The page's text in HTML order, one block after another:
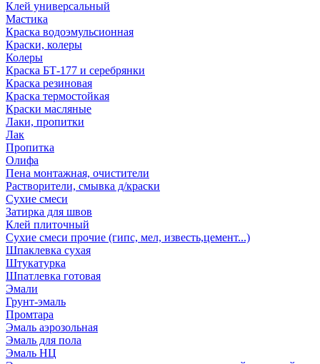
Клей универсальный
Мастика
Краска водоэмульсионная
Краски, колеры
Колеры
Краска БТ-177 и серебрянки
Краска резиновая
Краска термостойкая
Краски масляные
Лаки, пропитки
Лак
Пропитка
Олифа
Пена монтажная, очистители
Растворители, смывка д/краски
Сухие смеси
Затирка для швов
Клей плиточный
Сухие смеси прочие (гипс, мел, известь,цемент...)
Шпаклевка сухая
Штукатурка
Шпатлевка готовая
Эмали
Грунт-эмаль
Промтара
Эмаль аэрозольная
Эмаль для пола
Эмаль НЦ